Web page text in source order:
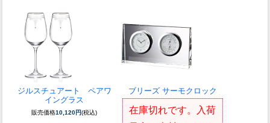
ジルスチュアート ペアワ
イングラス
販売価格10,120円(税込)
ブリーズ サーモクロック
在庫切れです。入荷